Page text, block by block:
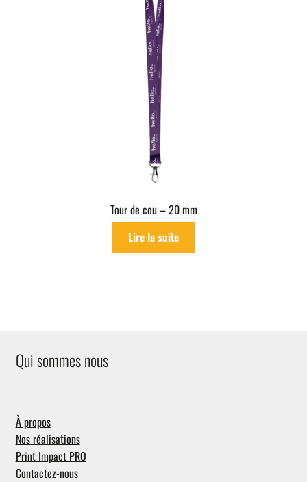
Tour de cou – 20 mm
Lire la suite
Qui sommes nous
À propos
Nos réalisations
Print Impact PRO
Contactez-nous